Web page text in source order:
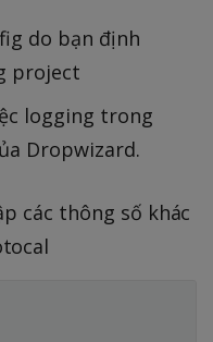
do bạn định
project
logging trong
Dropwizard.
các thông số khác